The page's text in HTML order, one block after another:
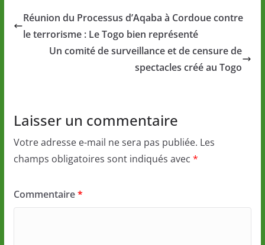
Réunion du Processus d’Aqaba à Cordoue contre
le terrorisme : Le Togo bien représenté
Un comité de surveillance et de censure de
spectacles créé au Togo
Laisser un commentaire
Votre adresse e-mail ne sera pas publiée. Les
champs obligatoires sont indiqués avec *
Commentaire*